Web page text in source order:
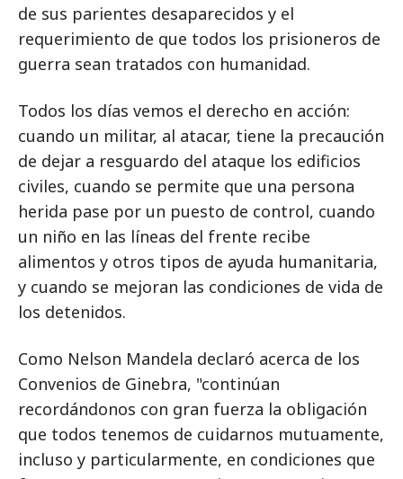
de sus parientes desaparecidos y el
requerimiento de que todos los prisioneros de
guerra sean tratados con humanidad.
Todos los días vemos el derecho en acción:
cuando un militar, al atacar, tiene la precaución
de dejar a resguardo del ataque los edificios
civiles, cuando se permite que una persona
herida pase por un puesto de control, cuando
un niño en las líneas del frente recibe
alimentos y otros tipos de ayuda humanitaria,
y cuando se mejoran las condiciones de vida de
los detenidos.
Como Nelson Mandela declaró acerca de los
Convenios de Ginebra, "continúan
recordándonos con gran fuerza la obligación
que todos tenemos de cuidarnos mutuamente,
incluso y particularmente, en condiciones que